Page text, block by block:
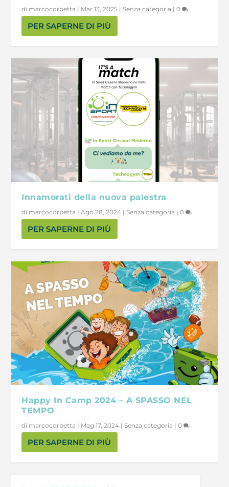
di marcocorbetta | Mar 13, 2025 |Senza categoria |0
PER SAPERNE DI PIÙ
Innamorati della nuova palestra
di marcocorbetta |Ago 28, 2024 |Senza categoria |0
PER SAPERNE DI PIÙ
Happy In Camp 2024 – A SPASSO NEL
TEMPO
di marcocorbetta | Mag 17, 2024 |Senza categoria |0
PER SAPERNE DI PIÙ